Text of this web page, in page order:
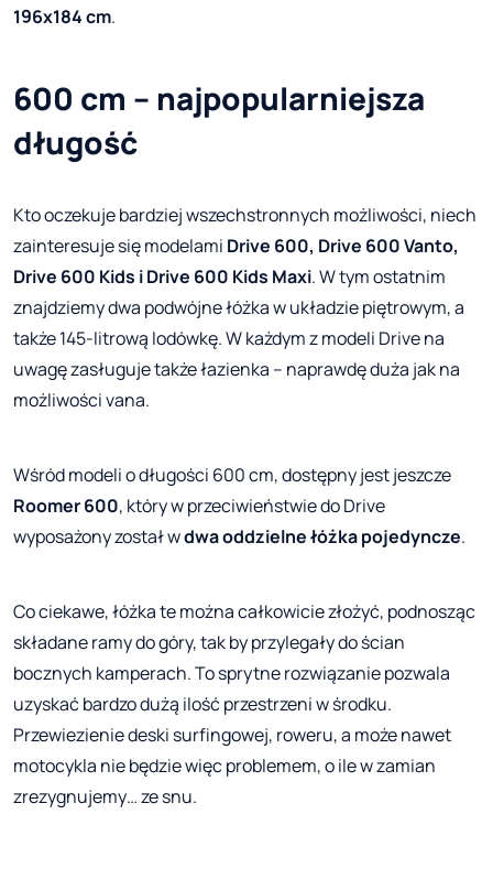
196x184 cm.
600 cm – najpopularniejsza
długość
Kto oczekuje bardziej wszechstronnych możliwości, niech
zainteresuje się modelami Drive 600, Drive 600 Vanto,
Drive 600 Kids i Drive 600 Kids Maxi. W tym ostatnim
znajdziemy dwa podwójne łóżka w układzie piętrowym, a
także 145-litrową lodówkę. W każdym z modeli Drive na
uwagę zasługuje także łazienka – naprawdę duża jak na
możliwości vana.
Wśród modeli o długości 600 cm, dostępny jest jeszcze
Roomer 600, który w przeciwieństwie do Drive
wyposażony został wdwa oddzielne łóżka pojedyncze.
Co ciekawe, łóżka te można całkowicie złożyć, podnosząc
składane ramy do góry, tak by przylegały do ścian
bocznych kamperach. To sprytne rozwiązanie pozwala
uzyskać bardzo dużą ilość przestrzeni w środku.
Przewiezienie deski surfingowej, roweru, a może nawet
motocykla nie będzie więc problemem, o ile w zamian
zrezygnujemy… ze snu.